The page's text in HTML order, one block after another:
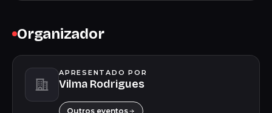
Organizador
APRESENTADO POR
Vilma Rodrigues
Outros eventos